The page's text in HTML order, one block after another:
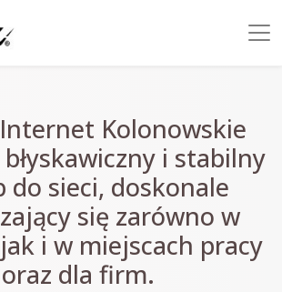
Kolonowskie
i stabilny
do sieci, doskonale
się zarówno w
i w miejscach pracy
oraz dla firm.